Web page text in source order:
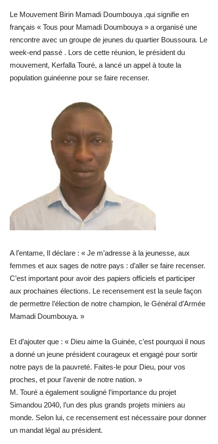
Le Mouvement Birin Mamadi Doumbouya ,qui signifie en
français « Tous pour Mamadi Doumbouya » a organisé une
rencontre avec un groupe de jeunes du quartier Boussoura. Le
week-end passé . Lors de cette réunion, le président du
mouvement, Kerfalla Touré, a lancé un appel à toute la
population guinéenne pour se faire recenser.
A l’entame, Il déclare : « Je m’adresse à la jeunesse, aux
femmes et aux sages de notre pays : d’aller se faire recenser.
C’est important pour avoir des papiers officiels et participer
aux prochaines élections. Le recensement est la seule façon
de permettre l’élection de notre champion, le Général d’Armée
Mamadi Doumbouya. »
Et d’ajouter que : « Dieu aime la Guinée, c’est pourquoi il nous
a donné un jeune président courageux et engagé pour sortir
notre pays de la pauvreté. Faites-le pour Dieu, pour vos
proches, et pour l’avenir de notre nation. »
M. Touré a également souligné l’importance du projet
Simandou 2040, l’un des plus grands projets miniers au
monde. Selon lui, ce recensement est nécessaire pour donner
un mandat légal au président.